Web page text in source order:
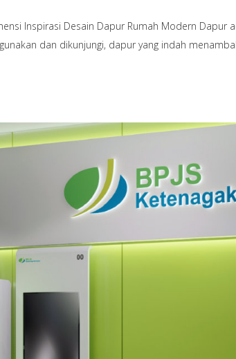
Inspirasi Desain Dapur Rumah Modern
dan dikunjungi, dapur yang indah